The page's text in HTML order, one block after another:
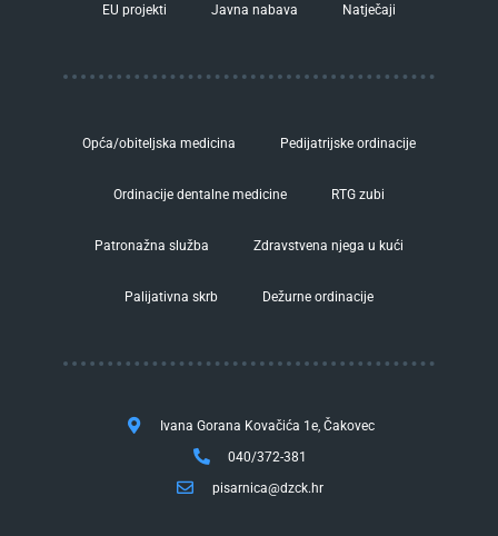
EU projekti Javna nabava Natječaji
Opća/obiteljska medicina Pedijatrijske ordinacije
Ordinacije dentalne medicine RTG zubi
Patronažna služba Zdravstvena njega u kući
Palijativna skrb Dežurne ordinacije
Ivana Gorana Kovačića 1e, Čakovec
040/372-381
pisarnica@dzck.hr